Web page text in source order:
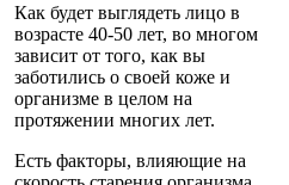
Как будет выглядеть лицо в
возрасте 40-50 лет, во многом
зависит от того, как вы
заботились о своей коже и
организме в целом на
протяжении многих лет.
Есть факторы, влияющие на